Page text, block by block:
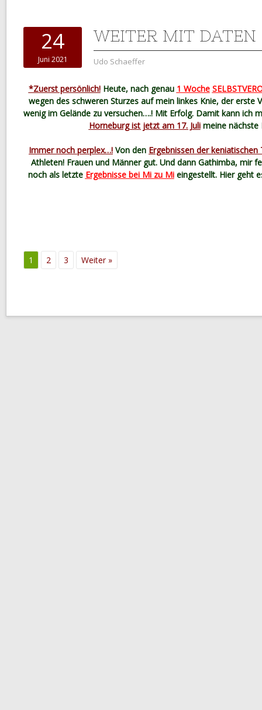
24
Juni 2021
WEITER MIT DATEN
Udo Schaeffer
*Zuerst persönlich!Heute, nach genau 1 Woche
wegen des schweren Sturzes auf mein linkes Knie, der erste
wenig im Gelände zu versuchen….! Mit Erfolg. Damit kann ich
Horneburg ist jetzt am 17. Julimeine nächste
Immer noch perplex…! Von den Ergebnissen der keniatischen
Athleten! Frauen und Männer gut. Und dann Gathimba, mir
noch als letzte Ergebnisse bei Mi zu Mieingestellt. Hier geht
1 2 3 Weiter »